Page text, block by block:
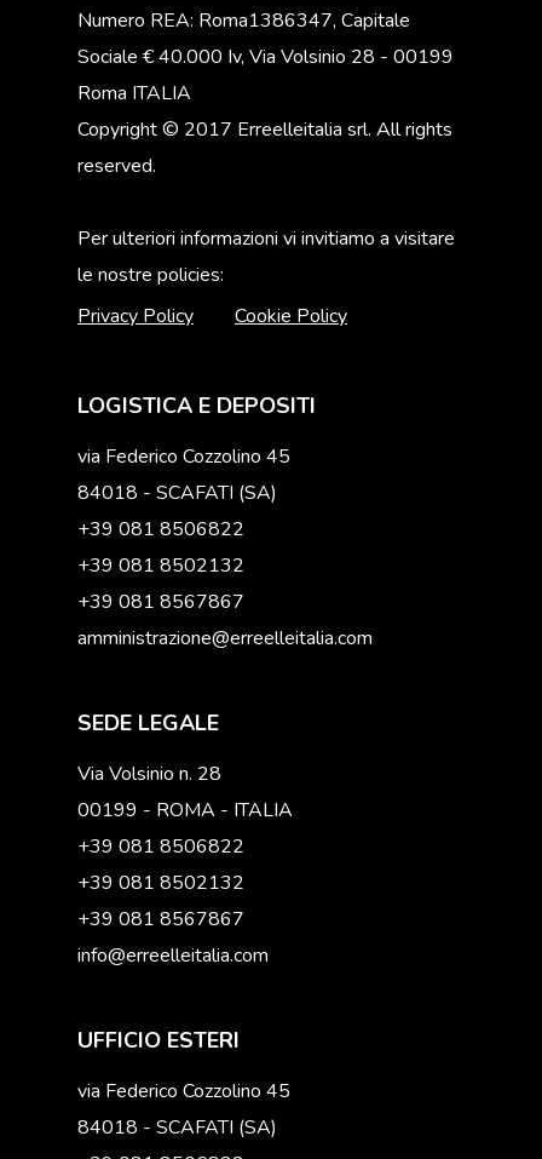
Numero REA: Roma1386347, Capitale
Sociale € 40.000 Iv, Via Volsinio 28 - 00199
Roma ITALIA
Copyright © 2017 Erreelleitalia srl. All rights
reserved.
Per ulteriori informazioni vi invitiamo a visitare
le nostre policies:
Privacy Policy
Cookie Policy
LOGISTICA E DEPOSITI
via Federico Cozzolino 45
84018 - SCAFATI (SA)
+39 081 8506822
+39 081 8502132
+39 081 8567867
amministrazione@erreelleitalia.com
SEDE LEGALE
Via Volsinio n. 28
00199 - ROMA - ITALIA
+39 081 8506822
+39 081 8502132
+39 081 8567867
info@erreelleitalia.com
UFFICIO ESTERI
via Federico Cozzolino 45
84018 - SCAFATI (SA)